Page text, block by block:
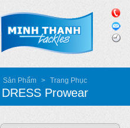
Sản Phẩm > Trang Phục
DRESS Prowear